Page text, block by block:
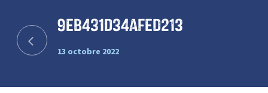
9eb431d34afed213
13 octobre 2022